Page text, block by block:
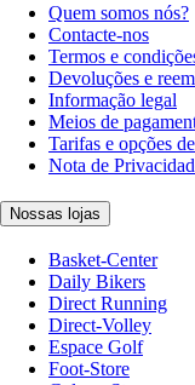
Quem somos nós?
Contacte-nos
Termos e
Devoluções e
Informação legal
Meios de
Tarifas e opções
Nota de
Nossas lojas
Basket-Center
Daily Bikers
Direct Running
Direct-Volley
Espace Golf
Foot-Store